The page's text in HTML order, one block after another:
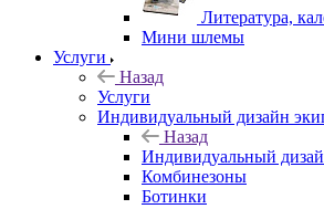
Литература,
Мини шлемы
Услуги
Назад
Услуги
Индивидуальный дизайн
Назад
Индивидуальный
Комбинезоны
Ботинки